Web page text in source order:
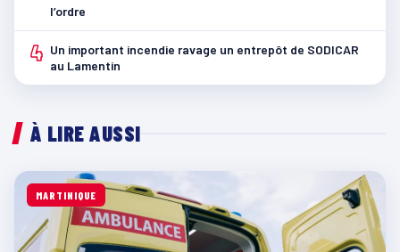
l’ordre
4 Un important incendie ravage un entrepôt de SODICAR
au Lamentin
À LIRE AUSSI
MARTINIQUE